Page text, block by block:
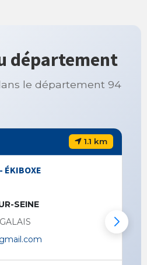
département
le département 94
1.1 km
ÉKIBOXE
SEINE